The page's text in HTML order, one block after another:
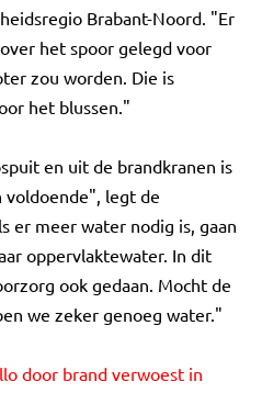
Brabant-Noord. "Er
het spoor gelegd voor
zou worden. Die is
het blussen."
en uit de brandkranen is
legt de
er meer water nodig is, gaan
oppervlaktewater. In dit
ook gedaan. Mocht de
we zeker genoeg water."
door brand verwoest in